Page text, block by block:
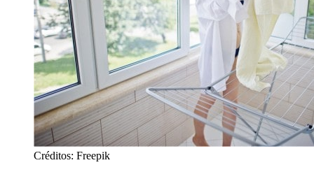
Créditos: Freepik